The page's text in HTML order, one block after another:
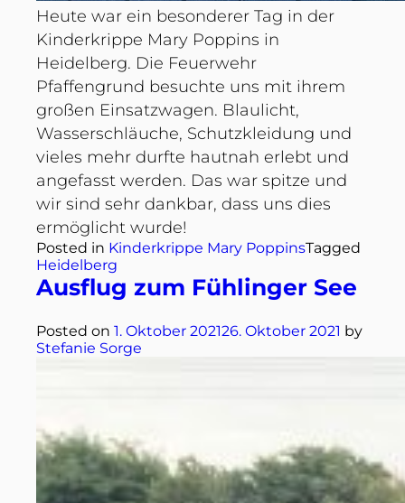
Heute war ein besonderer Tag in der
Kinderkrippe Mary Poppins in
Heidelberg. Die Feuerwehr
Pfaffengrund besuchte uns mit ihrem
großen Einsatzwagen. Blaulicht,
Wasserschläuche, Schutzkleidung und
vieles mehr durfte hautnah erlebt und
angefasst werden. Das war spitze und
wir sind sehr dankbar, dass uns dies
ermöglicht wurde!
Posted in Kinderkrippe Mary PoppinsTagged
Heidelberg
Ausflug zum Fühlinger See
Posted on 1. Oktober 202126. Oktober 2021 by
Stefanie Sorge